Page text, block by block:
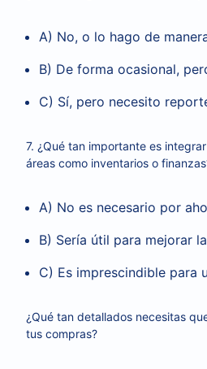
A) No, o lo hago de
B) De forma ocasional,
C) Sí, pero necesito
7. ¿Qué tan importante es
áreas como inventarios o
A) No es necesario por
B) Sería útil para mejorar
C) Es imprescindible para
¿Qué tan detallados necesitas
tus compras?